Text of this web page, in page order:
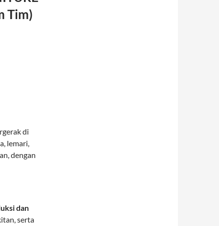
Tim)
di
lemari,
dengan
dan
serta